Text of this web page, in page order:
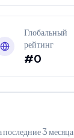
Глобальный
рейтинг
#0
последние 3 месяца